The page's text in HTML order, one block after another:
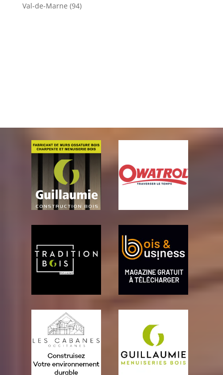
Val-de-Marne (94)